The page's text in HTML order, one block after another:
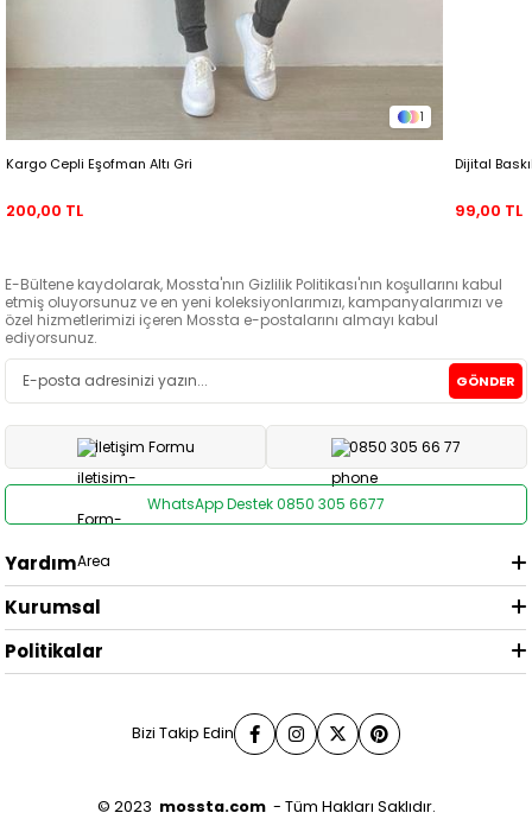
1
Kargo Cepli Eşofman Altı Gri
200,00 TL
Dijital
99,00 TL
E-Bültene kaydolarak, Mossta'nın Gizlilik Politikası'nın koşullarını kabul
etmiş oluyorsunuz ve en yeni koleksiyonlarımızı, kampanyalarımızı ve
özel hizmetlerimizi içeren Mossta e-postalarını almayı kabul
ediyorsunuz.
GÖNDER
İletişim Formu 0850 305 66 77
WhatsApp Destek 0850 305 6677
Yardım
Kurumsal
Politikalar
Bizi Takip Edin
© 2023 mossta.com- Tüm Hakları Saklıdır.